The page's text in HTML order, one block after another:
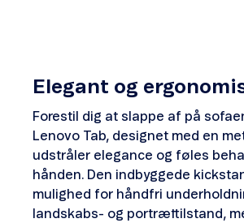
Elegant og
Forestil dig at slappe af på
Lenovo Tab, designet med en
udstråler elegance og føles
hånden. Den indbyggede
mulighed for håndfri
landskabs- og portrættilstand,